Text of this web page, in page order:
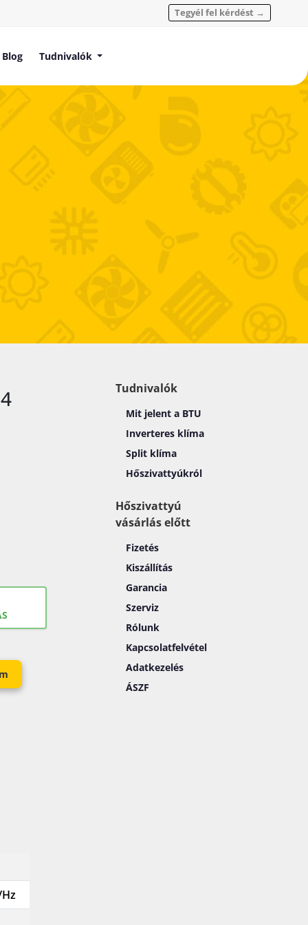
Tegyél fel kérdést →
Blog Tudnivalók
Tudnivalók
Mit jelent a BTU
Inverteres klíma
Split klíma
Hőszivattyúkról
Hőszivattyú
vásárlás előtt
Fizetés
Kiszállítás
Garancia
Szerviz
Rólunk
Kapcsolatfelvétel
Adatkezelés
ÁSZF